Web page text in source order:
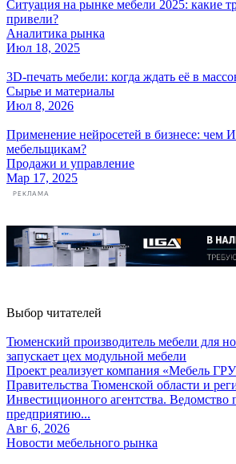
Ситуация на рынке мебели 2025: какие
привели?
Аналитика рынка
Июл 18, 2025
3D-печать мебели: когда ждать её в
Сырье и материалы
Июл 8, 2026
Применение нейросетей в бизнесе: чем
мебельщикам?
Продажи и управление
Мар 17, 2025
РЕКЛАМА
Выбор читателей
Тюменский производитель мебели для
запускает цех модульной мебели
Проект реализует компания «Мебель
Правительства Тюменской области и
Инвестиционного агентства. Ведомство
предприятию...
Авг 6, 2026
Новости мебельного рынка